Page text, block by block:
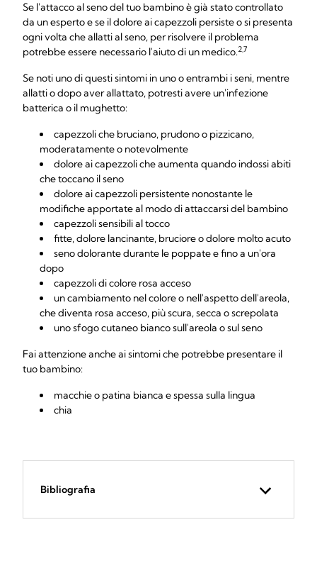
Se l'attacco al seno del tuo bambino è già stato controllato
da un esperto e se il dolore ai capezzoli persiste o si presenta
ogni volta che allatti al seno, per risolvere il problema
potrebbe essere necessario l'aiuto di un medico.2,7
Se noti uno di questi sintomi in uno o entrambi i seni, mentre
allatti o dopo aver allattato, potresti avere un'infezione
batterica o il mughetto:
capezzoli che bruciano, prudono o pizzicano,
moderatamente o notevolmente
dolore ai capezzoli che aumenta quando indossi abiti
che toccano il seno
dolore ai capezzoli persistente nonostante le
modifiche apportate al modo di attaccarsi del bambino
capezzoli sensibili al tocco
fitte, dolore lancinante, bruciore o dolore molto acuto
seno dolorante durante le poppate e fino a un'ora
dopo
capezzoli di colore rosa acceso
un cambiamento nel colore o nell'aspetto dell'areola,
che diventa rosa acceso, più scura, secca o screpolata
uno sfogo cutaneo bianco sull'areola o sul seno
Fai attenzione anche ai sintomi che potrebbe presentare il
tuo bambino:
macchie o patina bianca e spessa sulla lingua
chia
Bibliografia